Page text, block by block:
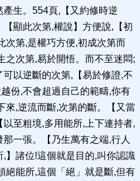
生。554頁,【又約修時逆
顯此次第,權說】方便說,【初
次第,是權巧方便,初成次第而
之次第,易於開悟。而不至迷悶;
以逆斷的次第,【易於修證,不
份,不會超過自己的範疇,你有
來,逆流而斷,次第的斷。【又當
至粗境,多用能所,上下連持者,
一張。【乃生萬有之端,行人
】諸位!這個就是目的,叫你認識
絕能所,這個「絕」就是斷,但有